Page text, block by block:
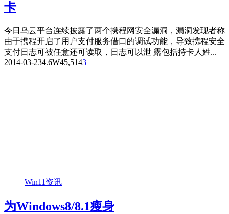
卡
今日乌云平台连续披露了两个携程网安全漏洞，漏洞发现者称
由于携程开启了用户支付服务借口的调试功能，导致携程安全
支付日志可被任意还可读取，日志可以泄 露包括持卡人姓...
2014-03-234.6W45,5143
Win11资讯
为Windows8/8.1瘦身